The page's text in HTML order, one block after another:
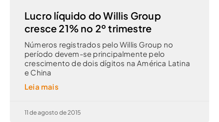
Lucro líquido do Willis Group
cresce 21% no 2º trimestre
Números registrados pelo Willis Group no
período devem-se principalmente pelo
crescimento de dois dígitos na América Latina
e China
Leia mais
11 de agosto de 2015